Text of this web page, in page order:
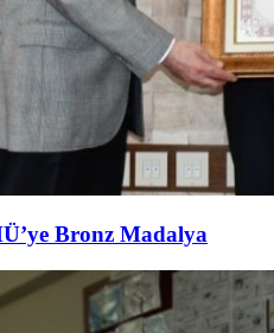
Bronz Madalya